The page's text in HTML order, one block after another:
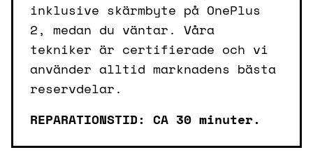
inklusive skärmbyte på OnePlus
2, medan du väntar. Våra
tekniker är certifierade och vi
använder alltid marknadens bästa
reservdelar.
REPARATIONSTID: CA 30 minuter.